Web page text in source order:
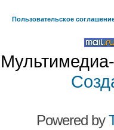
Пользовательское
Powered by